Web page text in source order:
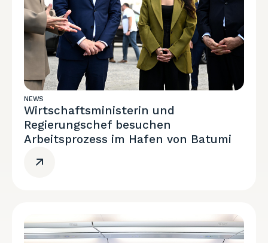
NEWS
Wirtschaftsministerin und
Regierungschef besuchen
Arbeitsprozess im Hafen von Batumi